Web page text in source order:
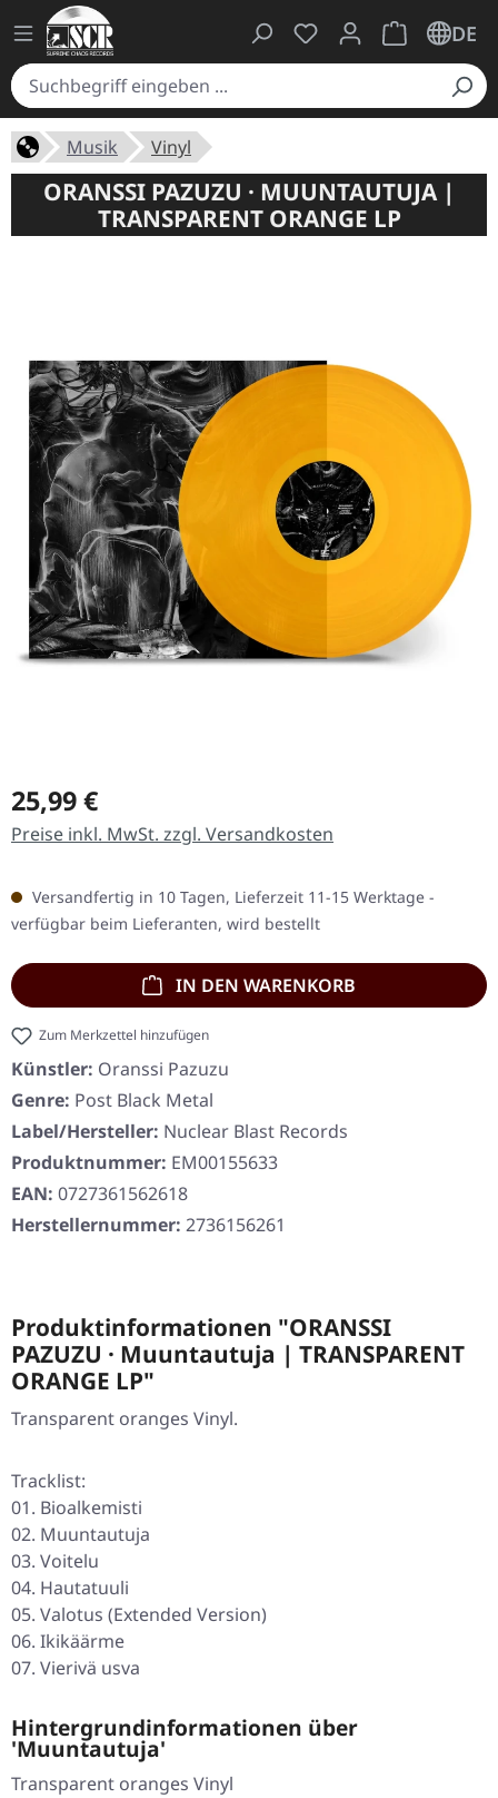
Du hast 0 Produkte
Warenkorb
DE
Musik Vinyl
ORANSSI PAZUZU · MUUNTAUTUJA |
TRANSPARENT ORANGE LP
Regulärer Preis:
25,99 €
Preise inkl. MwSt. zzgl. Versandkosten
Versandfertig in 10 Tagen, Lieferzeit 11-15 Werktage -
verfügbar beim Lieferanten, wird bestellt
IN DEN WARENKORB
Zum Merkzettel hinzufügen
Künstler: Oranssi Pazuzu
Genre: Post Black Metal
Label/Hersteller: Nuclear Blast Records
Produktnummer: EM00155633
EAN: 0727361562618
Herstellernummer: 2736156261
Produktinformationen "ORANSSI
PAZUZU · Muuntautuja | TRANSPARENT
ORANGE LP"
Transparent oranges Vinyl.
Tracklist:
01. Bioalkemisti
02. Muuntautuja
03. Voitelu
04. Hautatuuli
05. Valotus (Extended Version)
06. Ikikäärme
07. Vierivä usva
Hintergrundinformationen über
'Muuntautuja'
Transparent oranges Vinyl